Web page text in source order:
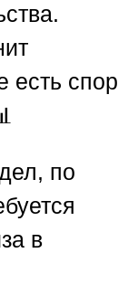
есть спор
по
в